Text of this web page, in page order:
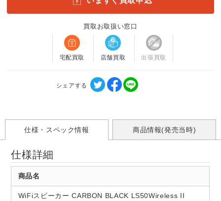
買取お取扱い窓口
宅配買取 店舗買取 出張買取
シェアする
仕様・スペック情報 商品情報(発売当時)
仕様詳細
商品名
WiFiスピーカー CARBON BLACK LS50Wireless II